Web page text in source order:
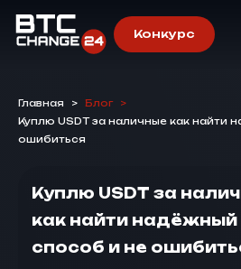
Конкурс
Главная > Блог
>
Куплю USDT за наличные как найти
ошибиться
Куплю USDT за
как найти надёжный
способ и не